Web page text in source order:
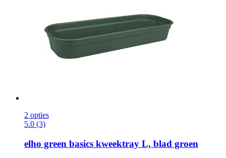
2 opties
5.0 (3)
elho green basics kweektray L, blad groen